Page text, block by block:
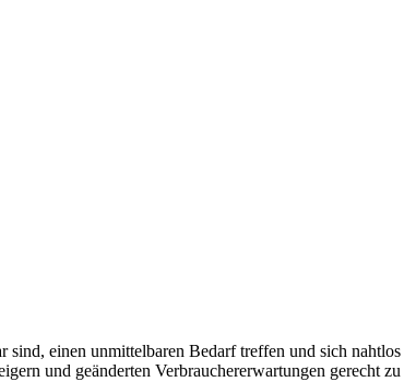
sind, einen unmittelbaren Bedarf treffen und sich nahtlos
und geänderten Verbrauchererwartungen gerecht zu